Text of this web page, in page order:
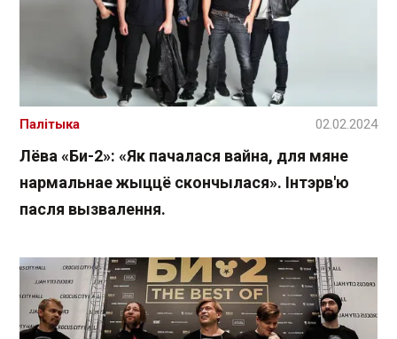
Лёва «Би-2»: «Як пачалася вайна, для мяне
нармальнае жыццё скончылася». Інтэрв'ю
пасля вызвалення.
Палітыка 02.02.2024